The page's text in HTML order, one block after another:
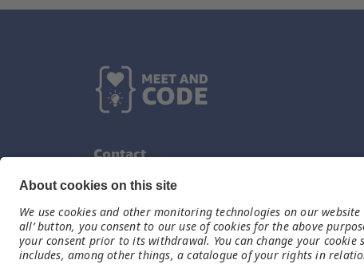
Contact
TechSoup
uk@meet-and-code.org